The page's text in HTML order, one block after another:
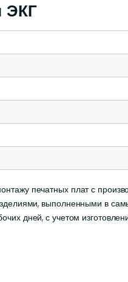
ЭКГ
печатных плат с
выполненными в
дней, с учетом